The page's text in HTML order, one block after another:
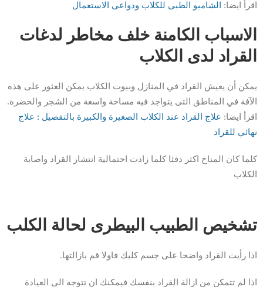
اقرأ ايضا: الشامبو الطبى للكلاب ودواعى الاستعمال
الاسباب الكامنة خلف مخاطر لدغات
القراد لدى الكلاب
يمكن أن يعيش القراد في المنازل وبيوت الكلاب يمكن العثور على هذه
الآفة في المناطق التى يتواجد فيه مساحة واسعة من الشجر والخضرة.
اقرأ ايضا: علاج القراد عند الكلاب الصغيرة والكبيرة بالتفصيل : علاج
نهائي للقراد
كلما كان المناخ اكثر دفئا كلما زادت احتمالية انتشار القراد واصابة
الكلاب
تشخيص الطبيب البيطرى لحالة الكلب
اذا رأيت القراد واضحا على جسم كلبك فاولا قم بازالتها.
اذا لم تتمكن من ازالة القراد بنفسك فيمكنك ان تتوجه الى العيادة